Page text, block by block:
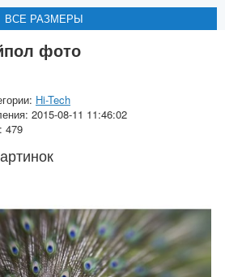
ВСЕ РАЗМЕРЫ
ВСЕ РАЗМЕРЫ
ВСЕ РАЗМЕРЫ
фото
Hi-Tech
2015-08-11 11:46:02
479